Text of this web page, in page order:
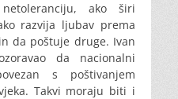
ako širi
razvija ljubav prema
da poštuje druge. Ivan
da nacionalni
s poštivanjem
Takvi moraju biti i